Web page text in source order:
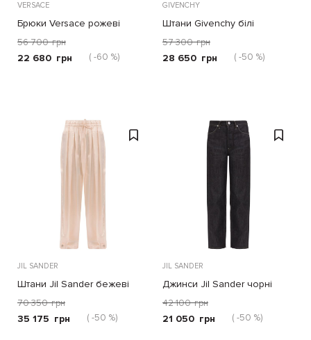
VERSACE
Брюки Versace рожеві
56 700 грн
22 680 грн ( -60 %)
GIVENCHY
Штани Givenchy білі
57 300 грн
28 650 грн ( -50 %)
JIL SANDER
Штани Jil Sander бежеві
70 350 грн
35 175 грн ( -50 %)
JIL SANDER
Джинси Jil Sander чорні
42 100 грн
21 050 грн ( -50 %)